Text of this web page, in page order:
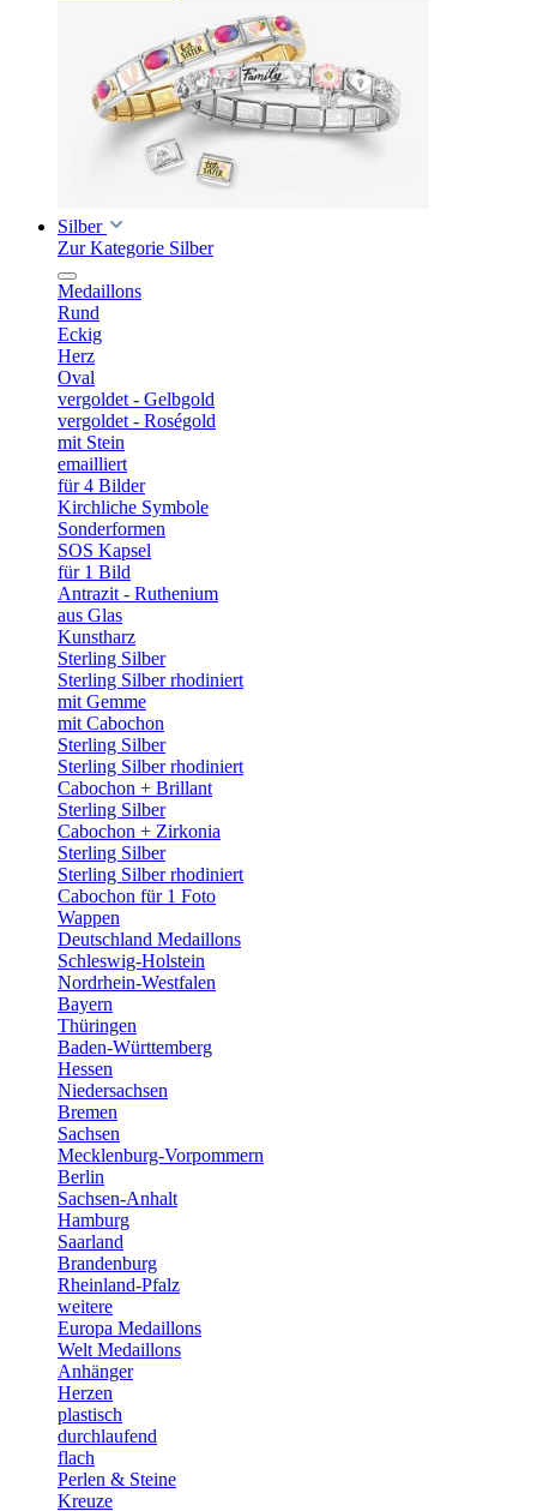
Silber
Zur Kategorie Silber
Medaillons
Rund
Eckig
Herz
Oval
vergoldet - Gelbgold
vergoldet - Roségold
mit Stein
emailliert
für 4 Bilder
Kirchliche Symbole
Sonderformen
SOS Kapsel
für 1 Bild
Antrazit - Ruthenium
aus Glas
Kunstharz
Sterling Silber
Sterling Silber rhodiniert
mit Gemme
mit Cabochon
Sterling Silber
Sterling Silber rhodiniert
Cabochon + Brillant
Sterling Silber
Cabochon + Zirkonia
Sterling Silber
Sterling Silber rhodiniert
Cabochon für 1 Foto
Wappen
Deutschland Medaillons
Schleswig-Holstein
Nordrhein-Westfalen
Bayern
Thüringen
Baden-Württemberg
Hessen
Niedersachsen
Bremen
Sachsen
Mecklenburg-Vorpommern
Berlin
Sachsen-Anhalt
Hamburg
Saarland
Brandenburg
Rheinland-Pfalz
weitere
Europa Medaillons
Welt Medaillons
Anhänger
Herzen
plastisch
durchlaufend
flach
Perlen & Steine
Kreuze